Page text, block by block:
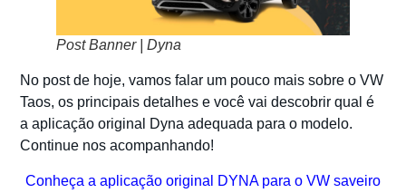
Post Banner | Dyna
No post de hoje, vamos falar um pouco mais sobre o VW
Taos, os principais detalhes e você vai descobrir qual é
a aplicação original Dyna adequada para o modelo.
Continue nos acompanhando!
Conheça a aplicação original DYNA para o VW saveiro